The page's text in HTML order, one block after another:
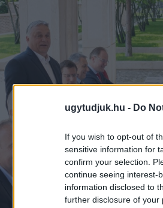
ugytudjuk.hu - Do
If you wish to opt-out of
sensitive information for
confirm your selection.
continue seeing interest-
information disclosed to
further disclosure of your